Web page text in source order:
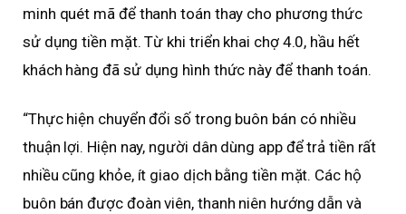
minh quét mã để thanh toán thay cho phương thức
sử dụng tiền mặt. Từ khi triển khai chợ 4.0, hầu hết
khách hàng đã sử dụng hình thức này để thanh toán.
“Thực hiện chuyển đổi số trong buôn bán có nhiều
thuận lợi. Hiện nay, người dân dùng app để trả tiền rất
nhiều cũng khỏe, ít giao dịch bằng tiền mặt. Các hộ
buôn bán được đoàn viên, thanh niên hướng dẫn và